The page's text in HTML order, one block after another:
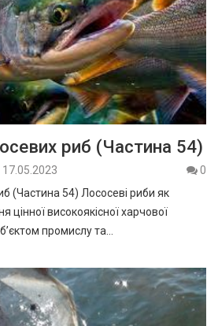
риб (Частина 54)
17.05.2023
0
(Частина 54) Лососеві риби як
високоякісної харчової
промислу та…